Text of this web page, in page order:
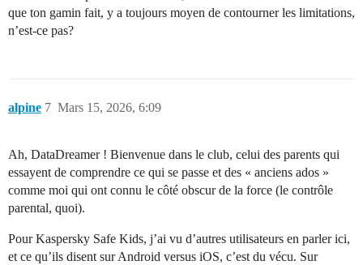
que ton gamin fait, y a toujours moyen de contourner les limitations,
n’est-ce pas?
alpine Mars 15, 2026, 6:09
7
Ah, DataDreamer ! Bienvenue dans le club, celui des parents qui
essayent de comprendre ce qui se passe et des « anciens ados »
comme moi qui ont connu le côté obscur de la force (le contrôle
parental, quoi).
Pour Kaspersky Safe Kids, j’ai vu d’autres utilisateurs en parler ici,
et ce qu’ils disent sur Android versus iOS, c’est du vécu. Sur